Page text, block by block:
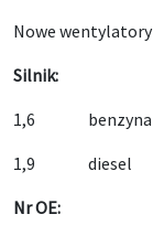
Nowe wentylatory
Silnik:
1,6 benzyna
1,9 diesel
Nr OE: